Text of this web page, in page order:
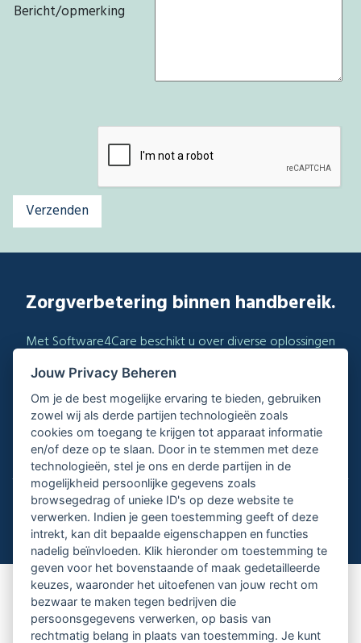
Bericht/opmerking
Zorgverbetering binnen handbereik.
Met Software4Care beschikt u over diverse oplossingen
Neem vandaag nog contact op voor vrijblijvende informatie.
010-8103456
info@software4care.nl
Kerklaan 12 - 2911 AD Nieuwerkerk a/d IJssel
Software4Care
Algemene Voorwaarden
Jouw Privacy Beheren
Om je de best mogelijke ervaring te bieden, gebruiken
zowel wij als derde partijen technologieën zoals
cookies om toegang te krijgen tot apparaat informatie
en/of deze op te slaan. Door in te stemmen met deze
technologieën, stel je ons en derde partijen in de
mogelijkheid persoonlijke gegevens zoals
browsegedrag of unieke ID's op deze website te
verwerken. Indien je geen toestemming geeft of deze
intrekt, kan dit bepaalde eigenschappen en functies
nadelig beïnvloeden. Klik hieronder om toestemming te
geven voor het bovenstaande of maak gedetailleerde
keuzes, waaronder het uitoefenen van jouw recht om
bezwaar te maken tegen bedrijven die
persoonsgegevens verwerken, op basis van
rechtmatig belang in plaats van toestemming. Je kunt